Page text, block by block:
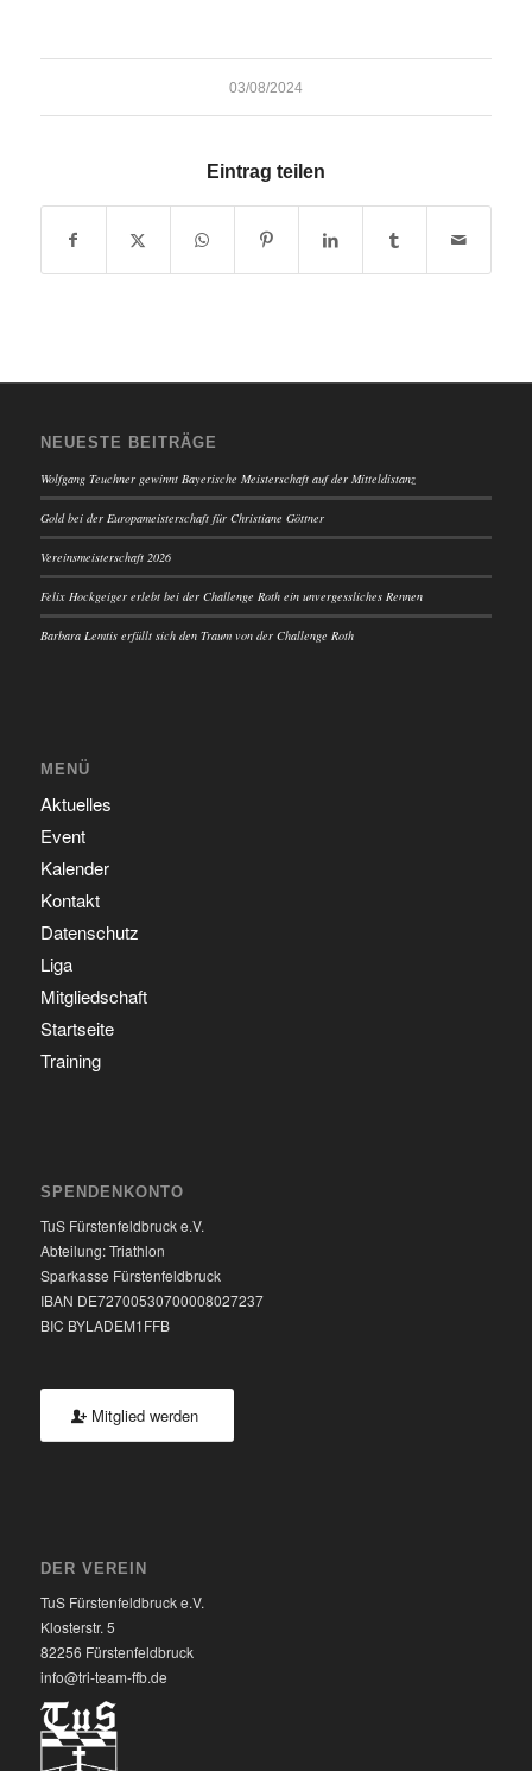
03/08/2024
Eintrag teilen
NEUESTE BEITRÄGE
Wolfgang Teuchner gewinnt Bayerische Meisterschaft auf der Mitteldistanz
Gold bei der Europameisterschaft für Christiane Göttner
Vereinsmeisterschaft 2026
Felix Hockgeiger erlebt bei der Challenge Roth ein unvergessliches Rennen
Barbara Lemtis erfüllt sich den Traum von der Challenge Roth
MENÜ
Aktuelles
Event
Kalender
Kontakt
Datenschutz
Liga
Mitgliedschaft
Startseite
Training
SPENDENKONTO
TuS Fürstenfeldbruck e.V.
Abteilung: Triathlon
Sparkasse Fürstenfeldbruck
IBAN DE72700530700008027237
BIC BYLADEM1FFB
Mitglied werden
DER VEREIN
TuS Fürstenfeldbruck e.V.
Klosterstr. 5
82256 Fürstenfeldbruck
info@tri-team-ffb.de